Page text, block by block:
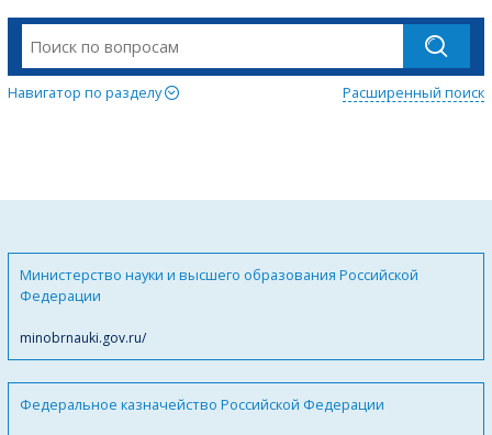
Навигатор по разделу Расширенный поиск
Министерство науки и высшего образования Российской
Федерации
minobrnauki.gov.ru/
Федеральное казначейство Российской Федерации